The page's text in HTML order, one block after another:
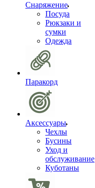
Снаряжение
Посуда
Рюкзаки и
сумки
Одежда
Паракорд
Аксессуары
Чехлы
Бусины
Уход и
обслуживание
Куботаны